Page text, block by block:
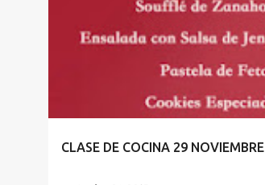
CLASE DE COCINA 29 NOVIEMBRE